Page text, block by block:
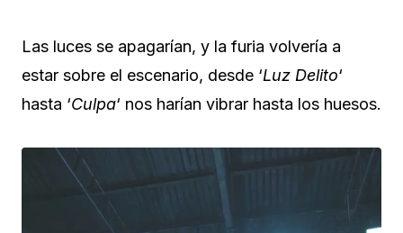
Las luces se apagarían, y la furia volvería a
estar sobre el escenario, desde ‘Luz Delito‘
hasta ‘Culpa‘ nos harían vibrar hasta los huesos.